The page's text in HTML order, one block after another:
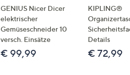
GENIUS Nicer Dicer
elektrischer
Gemüseschneider 10
versch. Einsätze
€ 99,99
KIPLING®
Details
€ 72,99